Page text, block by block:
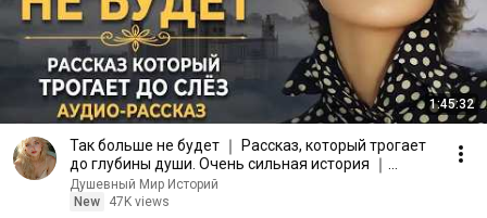
1:45:32
Так больше не будет ｜ Рассказ, который трогает
до глубины души. Очень сильная история ｜
Аудиорассказ
Душевный Мир Историй
New
47K views